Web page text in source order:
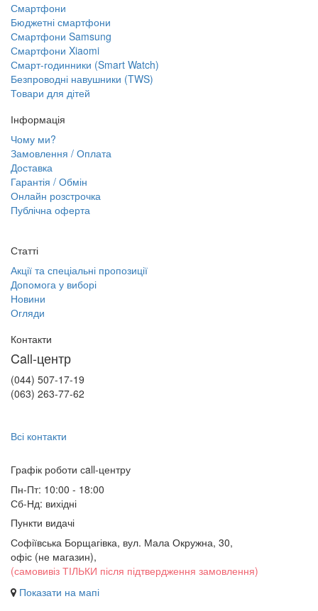
Смартфони
Бюджетні смартфони
Смартфони Samsung
Смартфони Xiaomi
Смарт-годинники (Smart Watch)
Безпроводні навушники (TWS)
Товари для дітей
Інформація
Чому ми?
Замовлення / Оплата
Доставка
Гарантія / Обмін
Онлайн розстрочка
Публічна оферта
Статті
Акції та спеціальні пропозиції
Допомога у виборі
Новини
Огляди
Контакти
Call-центр
(044) 507-17-19
(063) 263-77-62
Всі контакти
Графік роботи сall-центру
Пн-Пт: 10:00 - 18:00
Сб-Нд: вихідні
Пункти видачі
Софіївська Борщагівка, вул. Мала Окружна, 30,
офіс (не магазин),
(самовивіз ТІЛЬКИ після підтвердження замовлення)
Показати на мапі